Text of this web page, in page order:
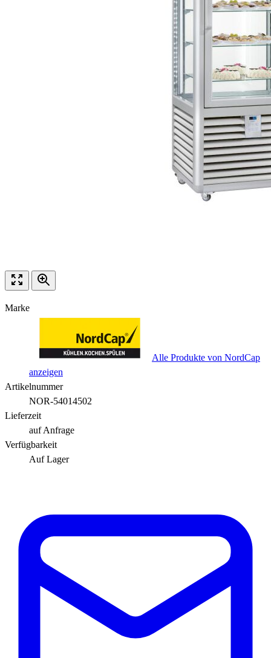
Marke
Alle Produkte von NordCap
anzeigen
Artikelnummer
NOR-54014502
Lieferzeit
auf Anfrage
Verfügbarkeit
Auf Lager